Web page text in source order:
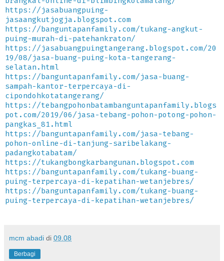
https://jasabuangpuing-
jasaangkutjogja.blogspot.com
https://banguntapanfamily.com/tukang-angkut-
puing-murah-di-patehankraton/
https://jasabuangpuingtangerang.blogspot.com/20
19/08/jasa-buang-puing-kota-tangerang-
selatan.html
https://banguntapanfamily.com/jasa-buang-
sampah-kantor-terpercaya-di-
cipondohkotatangerang/
https://tebangpohonbatambanguntapanfamily.blogs
pot.com/2019/06/jasa-tebang-pohon-potong-pohon-
pangkas_81.html
https://banguntapanfamily.com/jasa-tebang-
pohon-online-di-tanjung-saribelakang-
padangkotabatam/
https://tukangbongkarbangunan.blogspot.com
https://banguntapanfamily.com/tukang-buang-
puing-terpercaya-di-kepatihan-wetanjebres/
https://banguntapanfamily.com/tukang-buang-
puing-terpercaya-di-kepatihan-wetanjebres/
mcm abadi di 09.08
Berbagi